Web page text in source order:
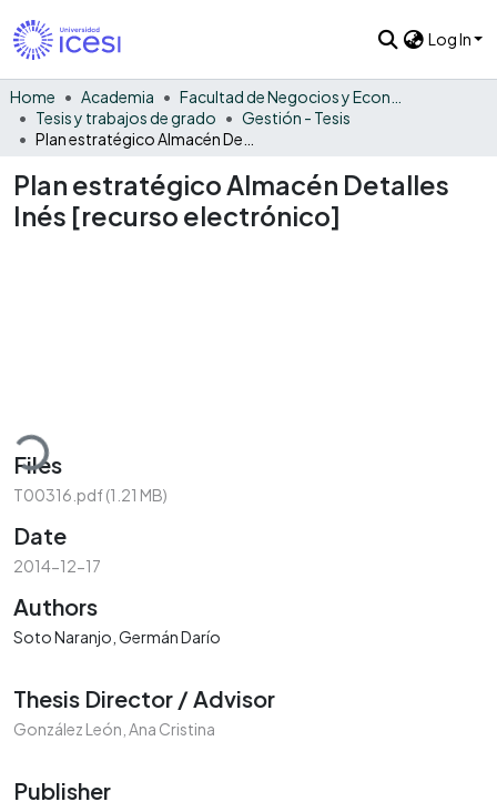
Log In
Home Academia
Tesis y trabajos de grado
Gestión - Tesis
Plan estratégico Almacén Detalles
Inés [recurso electrónico]
Files
T00316.pdf(1.21 MB)
Date
2014-12-17
Authors
Soto Naranjo, Germán Darío
Thesis Director / Advisor
González León, Ana Cristina
Publisher